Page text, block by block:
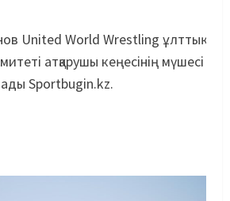
United World Wrestling ұлттық
атқарушы кеңесінің мүшесі
Sportbugin.kz.